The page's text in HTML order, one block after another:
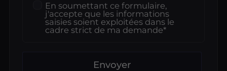
En soumettant ce formulaire,
j'accepte que les informations
saisies soient exploitées dans le
cadre strict de ma demande*
Envoyer